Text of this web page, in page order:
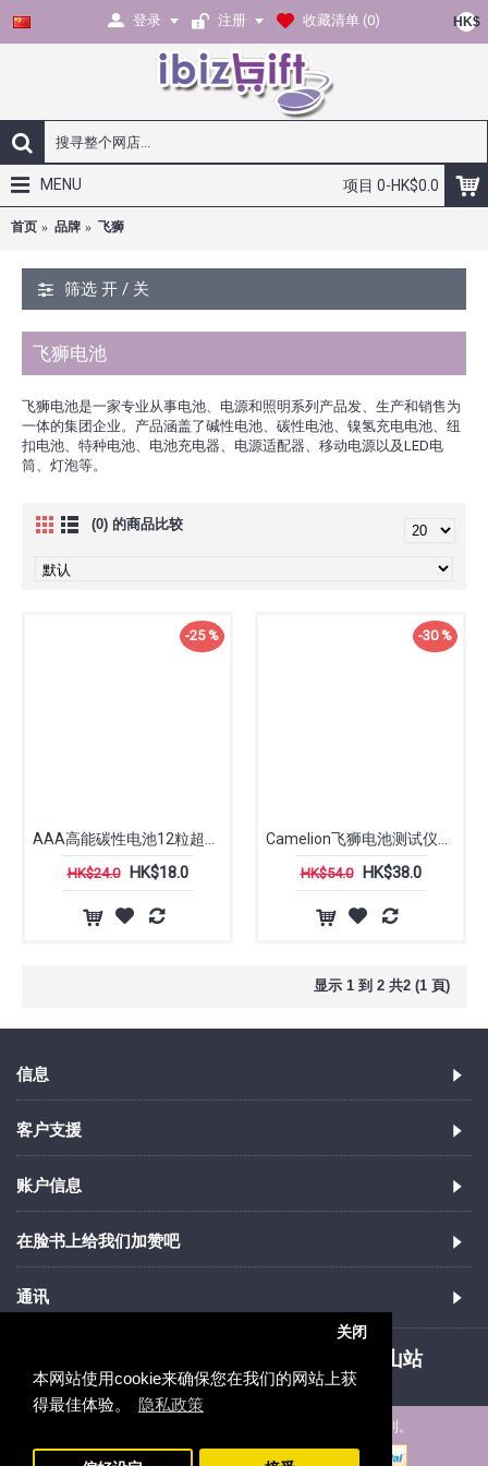
本网站使用cookie来确保您在我们的网站上获
得最佳体验。
隐私政策
关闭
HK$
登录 注册 收藏清单 (0)
项目 0-HK$0.0
MENU
首页 品牌 飞狮
筛选 开 / 关
飞狮电池
飞狮电池是一家专业从事电池、电源和照明系列产品发、生产和销售为
一体的集团企业。产品涵盖了碱性电池、碳性电池、镍氢充电电池、纽
扣电池、特种电池、电池充电器、电源适配器、移动电源以及LED电
筒、灯泡等。
(0) 的商品比较
-25 %
HK$24.0 HK$18.0
-30 %
HK$54.0 HK$38.0
显示 1 到 2 共2 (1 頁)
信息
客户支援
账户信息
在脸书上给我们加赞吧
通讯
新蒲岗，近钻石山站
版权所有©2005-2020，ibizgift.com，保留所有权利。